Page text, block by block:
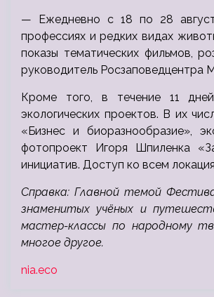
— Ежедневно с 18 по 28
профессиях и редких видах
показы тематических фильмов,
руководитель Росзаповедцентра
Кроме того, в течение 11
экологических проектов. В их
«Бизнес и биоразнообразие»,
фотопроект Игоря Шпиленка
инициатив. Доступ ко всем
Справка: Главной темой
знаменитых учёных и
мастер-классы по народному
многое другое.
nia.eco